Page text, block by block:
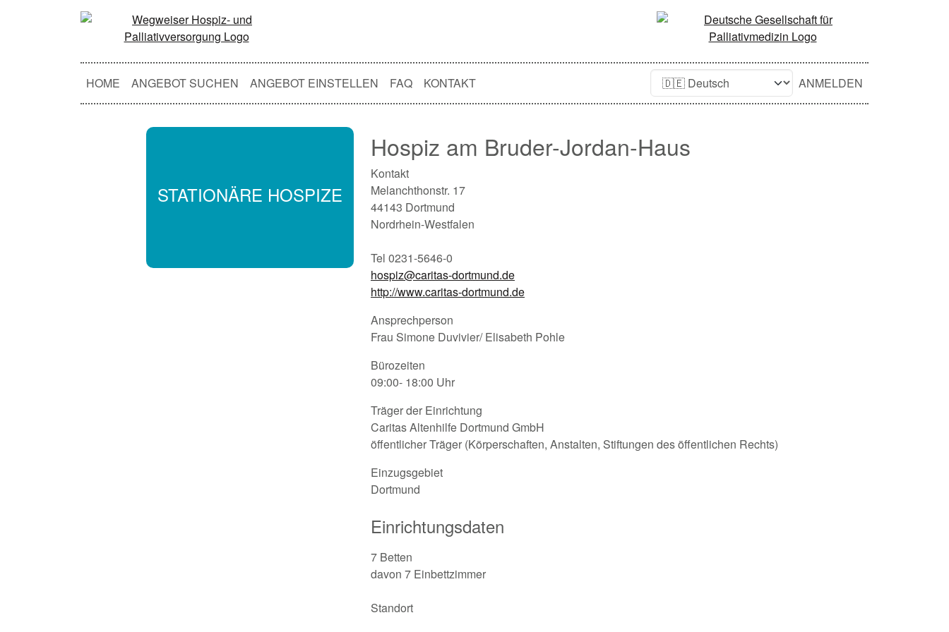
HOME ANGEBOT SUCHEN ANGEBOT EINSTELLEN FAQ KONTAKT ANMELDEN
STATIONÄRE HOSPIZE
Hospiz am Bruder-Jordan-Haus
Kontakt
Melanchthonstr. 17
44143 Dortmund
Nordrhein-Westfalen
Tel 0231-5646-0
hospiz@caritas-dortmund.de
http://www.caritas-dortmund.de
Ansprechperson
Frau Simone Duvivier/ Elisabeth Pohle
Bürozeiten
09:00- 18:00 Uhr
Träger der Einrichtung
Caritas Altenhilfe Dortmund GmbH
öffentlicher Träger (Körperschaften, Anstalten, Stiftungen des öffentlichen Rechts)
Einzugsgebiet
Dortmund
Einrichtungsdaten
7 Betten
davon 7 Einbettzimmer
Standort